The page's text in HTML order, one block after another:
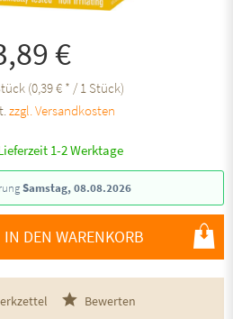
€
(0,39 € * / 1 Stück)
zzgl. Versandkosten
1-2 Werktage
Samstag, 08.08.2026
IN DEN WARENKORB
Bewerten